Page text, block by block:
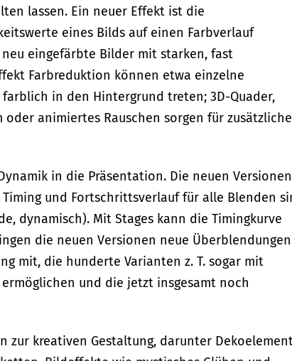
lassen. Ein neuer Effekt ist die
eines Bilds auf einen Farbverlauf
eingefärbte Bilder mit starken, fast
Farbreduktion können etwa einzelne
in den Hintergrund treten; 3D-Quader,
animiertes Rauschen sorgen für zusätzliche
in die Präsentation. Die neuen Versionen
und Fortschrittsverlauf für alle Blenden
dynamisch). Mit Stages kann die Timingkurve
die neuen Versionen neue Überblendungen
mit, die hunderte Varianten z. T. sogar mit
und die jetzt insgesamt noch
zur kreativen Gestaltung, darunter